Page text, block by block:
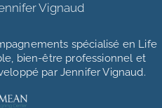
Vignaud
spécialisé en Life
bien-être professionnel et
par Jennifer Vignaud.